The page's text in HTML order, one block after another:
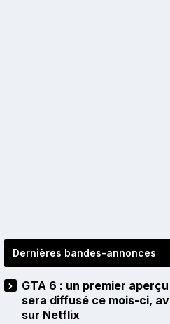
Dernières bandes-annonces
GTA 6 : un premier
sera diffusé ce mois-ci,
sur Netflix